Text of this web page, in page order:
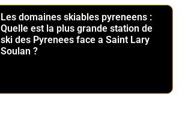
Les domaines skiables pyreneens :
Quelle est la plus grande station de
ski des Pyrenees face a Saint Lary
Soulan ?